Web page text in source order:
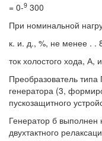
= 0-9 300
При номинальной
к. и. д., %, не менее . .
ток холостого хода, А,
Преобразователь
генератора (3,
пускозащитного
Генератор б выполнен
двухтактного